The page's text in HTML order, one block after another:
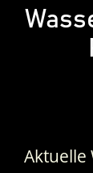
Aktuelle